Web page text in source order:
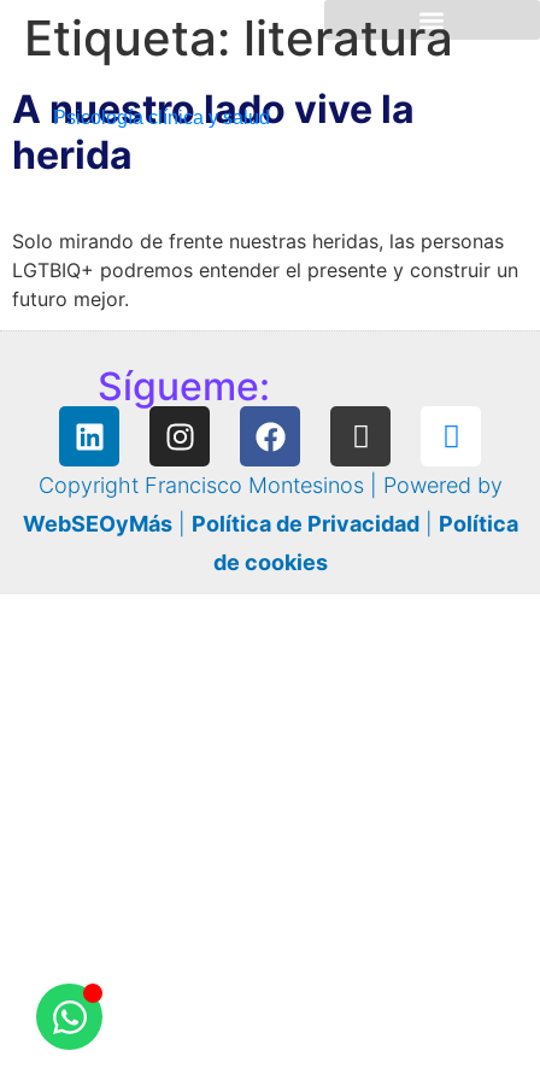
Psicología clínica y salud
Etiqueta: literatura
A nuestro lado vive la
herida
Solo mirando de frente nuestras heridas, las personas
LGTBIQ+ podremos entender el presente y construir un
futuro mejor.
Sígueme:
Copyright Francisco Montesinos | Powered by
WebSEOyMás| Política de Privacidad| Política
de cookies